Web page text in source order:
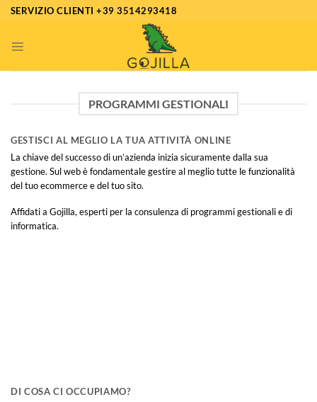
Salta
contenuti
SERVIZIO CLIENTI +39 3514293418
PROGRAMMI GESTIONALI
GESTISCI AL MEGLIO LA TUA ATTIVITÀ ONLINE
La chiave del successo di un’azienda inizia sicuramente dalla sua
gestione. Sul web è fondamentale gestire al meglio tutte le funzionalità
del tuo ecommerce e del tuo sito.
Affidati a Gojilla, esperti per la consulenza di programmi gestionali e di
informatica.
DI COSA CI OCCUPIAMO?